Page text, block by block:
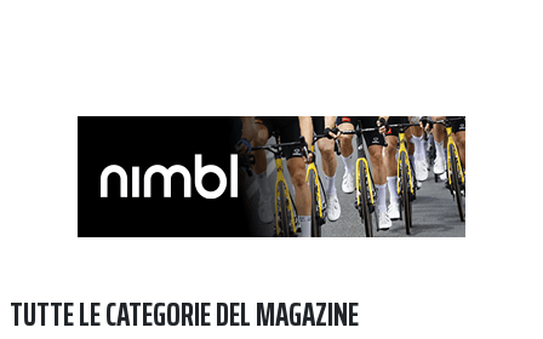
TUTTE LE CATEGORIE DEL MAGAZINE